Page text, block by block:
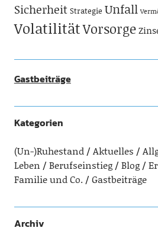
Sicherheit Strategie Unfall
VolatilitätVorsorge
Gastbeiträge
Kategorien
(Un-)Ruhestand Aktuelles
Leben
Berufseinstieg Blog
Familie und Co.
Gastbeiträge
Archiv